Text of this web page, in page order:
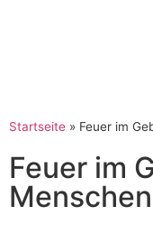
Startseite » Feuer im
Feuer im